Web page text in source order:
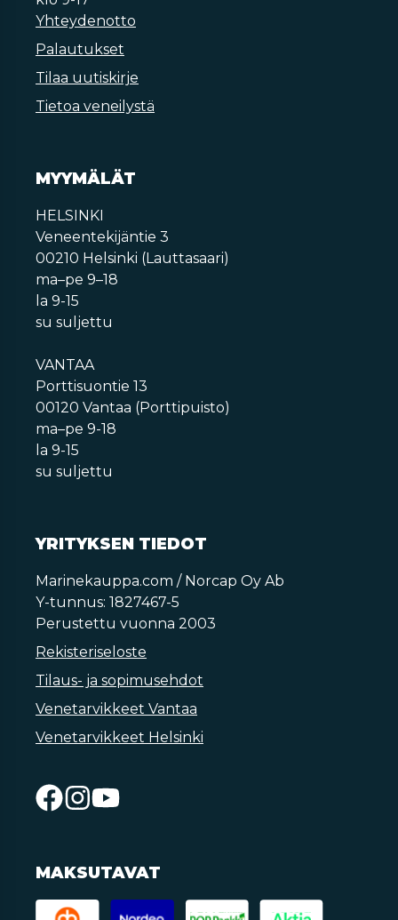
Yhteydenotto
Palautukset
Tilaa uutiskirje
Tietoa veneilystä
MYYMÄLÄT
HELSINKI
Veneentekijäntie 3
00210 Helsinki (Lauttasaari)
ma–pe 9–18
la 9-15
su suljettu
VANTAA
Porttisuontie 13
00120 Vantaa (Porttipuisto)
ma–pe 9-18
la 9-15
su suljettu
YRITYKSEN TIEDOT
Marinekauppa.com / Norcap Oy Ab
Y-tunnus: 1827467-5
Perustettu vuonna 2003
Rekisteriseloste
Tilaus- ja sopimusehdot
Venetarvikkeet Vantaa
Venetarvikkeet Helsinki
MAKSUTAVAT